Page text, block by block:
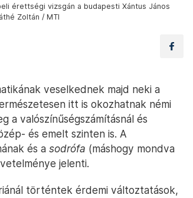
érettségi vizsgán a budapesti Xántus János
Zoltán / MTI
veselkednek majd neki a
itt is okozhatnak némi
a valószínűségszámításnál és
és emelt szinten is. A
és a sodrófa (máshogy mondva
jelenti.
történtek érdemi változtatások,